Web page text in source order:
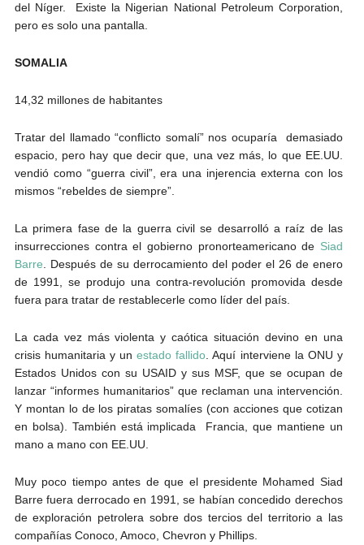
del Níger. Existe la Nigerian National Petroleum Corporation,
pero es solo una pantalla.
SOMALIA
14,32 millones de habitantes
Tratar del llamado “conflicto somalí” nos ocuparía demasiado
espacio, pero hay que decir que, una vez más, lo que EE.UU.
vendió como “guerra civil”, era una injerencia externa con los
mismos “rebeldes de siempre”.
La primera fase de la guerra civil se desarrolló a raíz de las
insurrecciones contra el gobierno pronorteamericano de Siad
Barre. Después de su derrocamiento del poder el 26 de enero
de 1991, se produjo una contra-revolución promovida desde
fuera para tratar de restablecerle como líder del país.
La cada vez más violenta y caótica situación devino en una
crisis humanitaria y unestado fallido. Aquí interviene la ONU y
Estados Unidos con su USAID y sus MSF, que se ocupan de
lanzar “informes humanitarios” que reclaman una intervención.
Y montan lo de los piratas somalíes (con acciones que cotizan
en bolsa). También está implicada Francia, que mantiene un
mano a mano con EE.UU.
Muy poco tiempo antes de que el presidente Mohamed Siad
Barre fuera derrocado en 1991, se habían concedido derechos
de exploración petrolera sobre dos tercios del territorio a las
compañías Conoco, Amoco, Chevron y Phillips.